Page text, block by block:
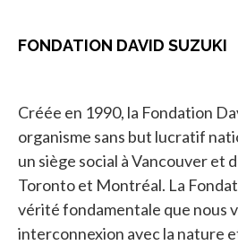
FONDATION DAVID SUZUKI
Créée en 1990, la Fondation
organisme sans but lucratif
un siège social à Vancouver et
Toronto et Montréal. La
vérité fondamentale que nous
interconnexion avec la nature